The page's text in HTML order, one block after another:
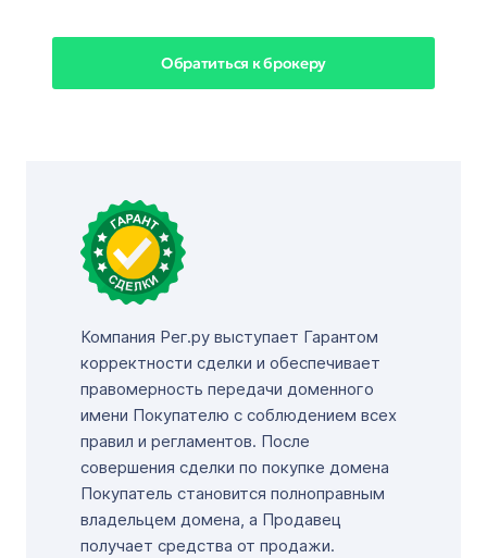
Обратиться к брокеру
Компания Рег.ру выступает Гарантом
корректности сделки и обеспечивает
правомерность передачи доменного
имени Покупателю с соблюдением всех
правил и регламентов. После
совершения сделки по покупке домена
Покупатель становится полноправным
владельцем домена, а Продавец
получает средства от продажи.